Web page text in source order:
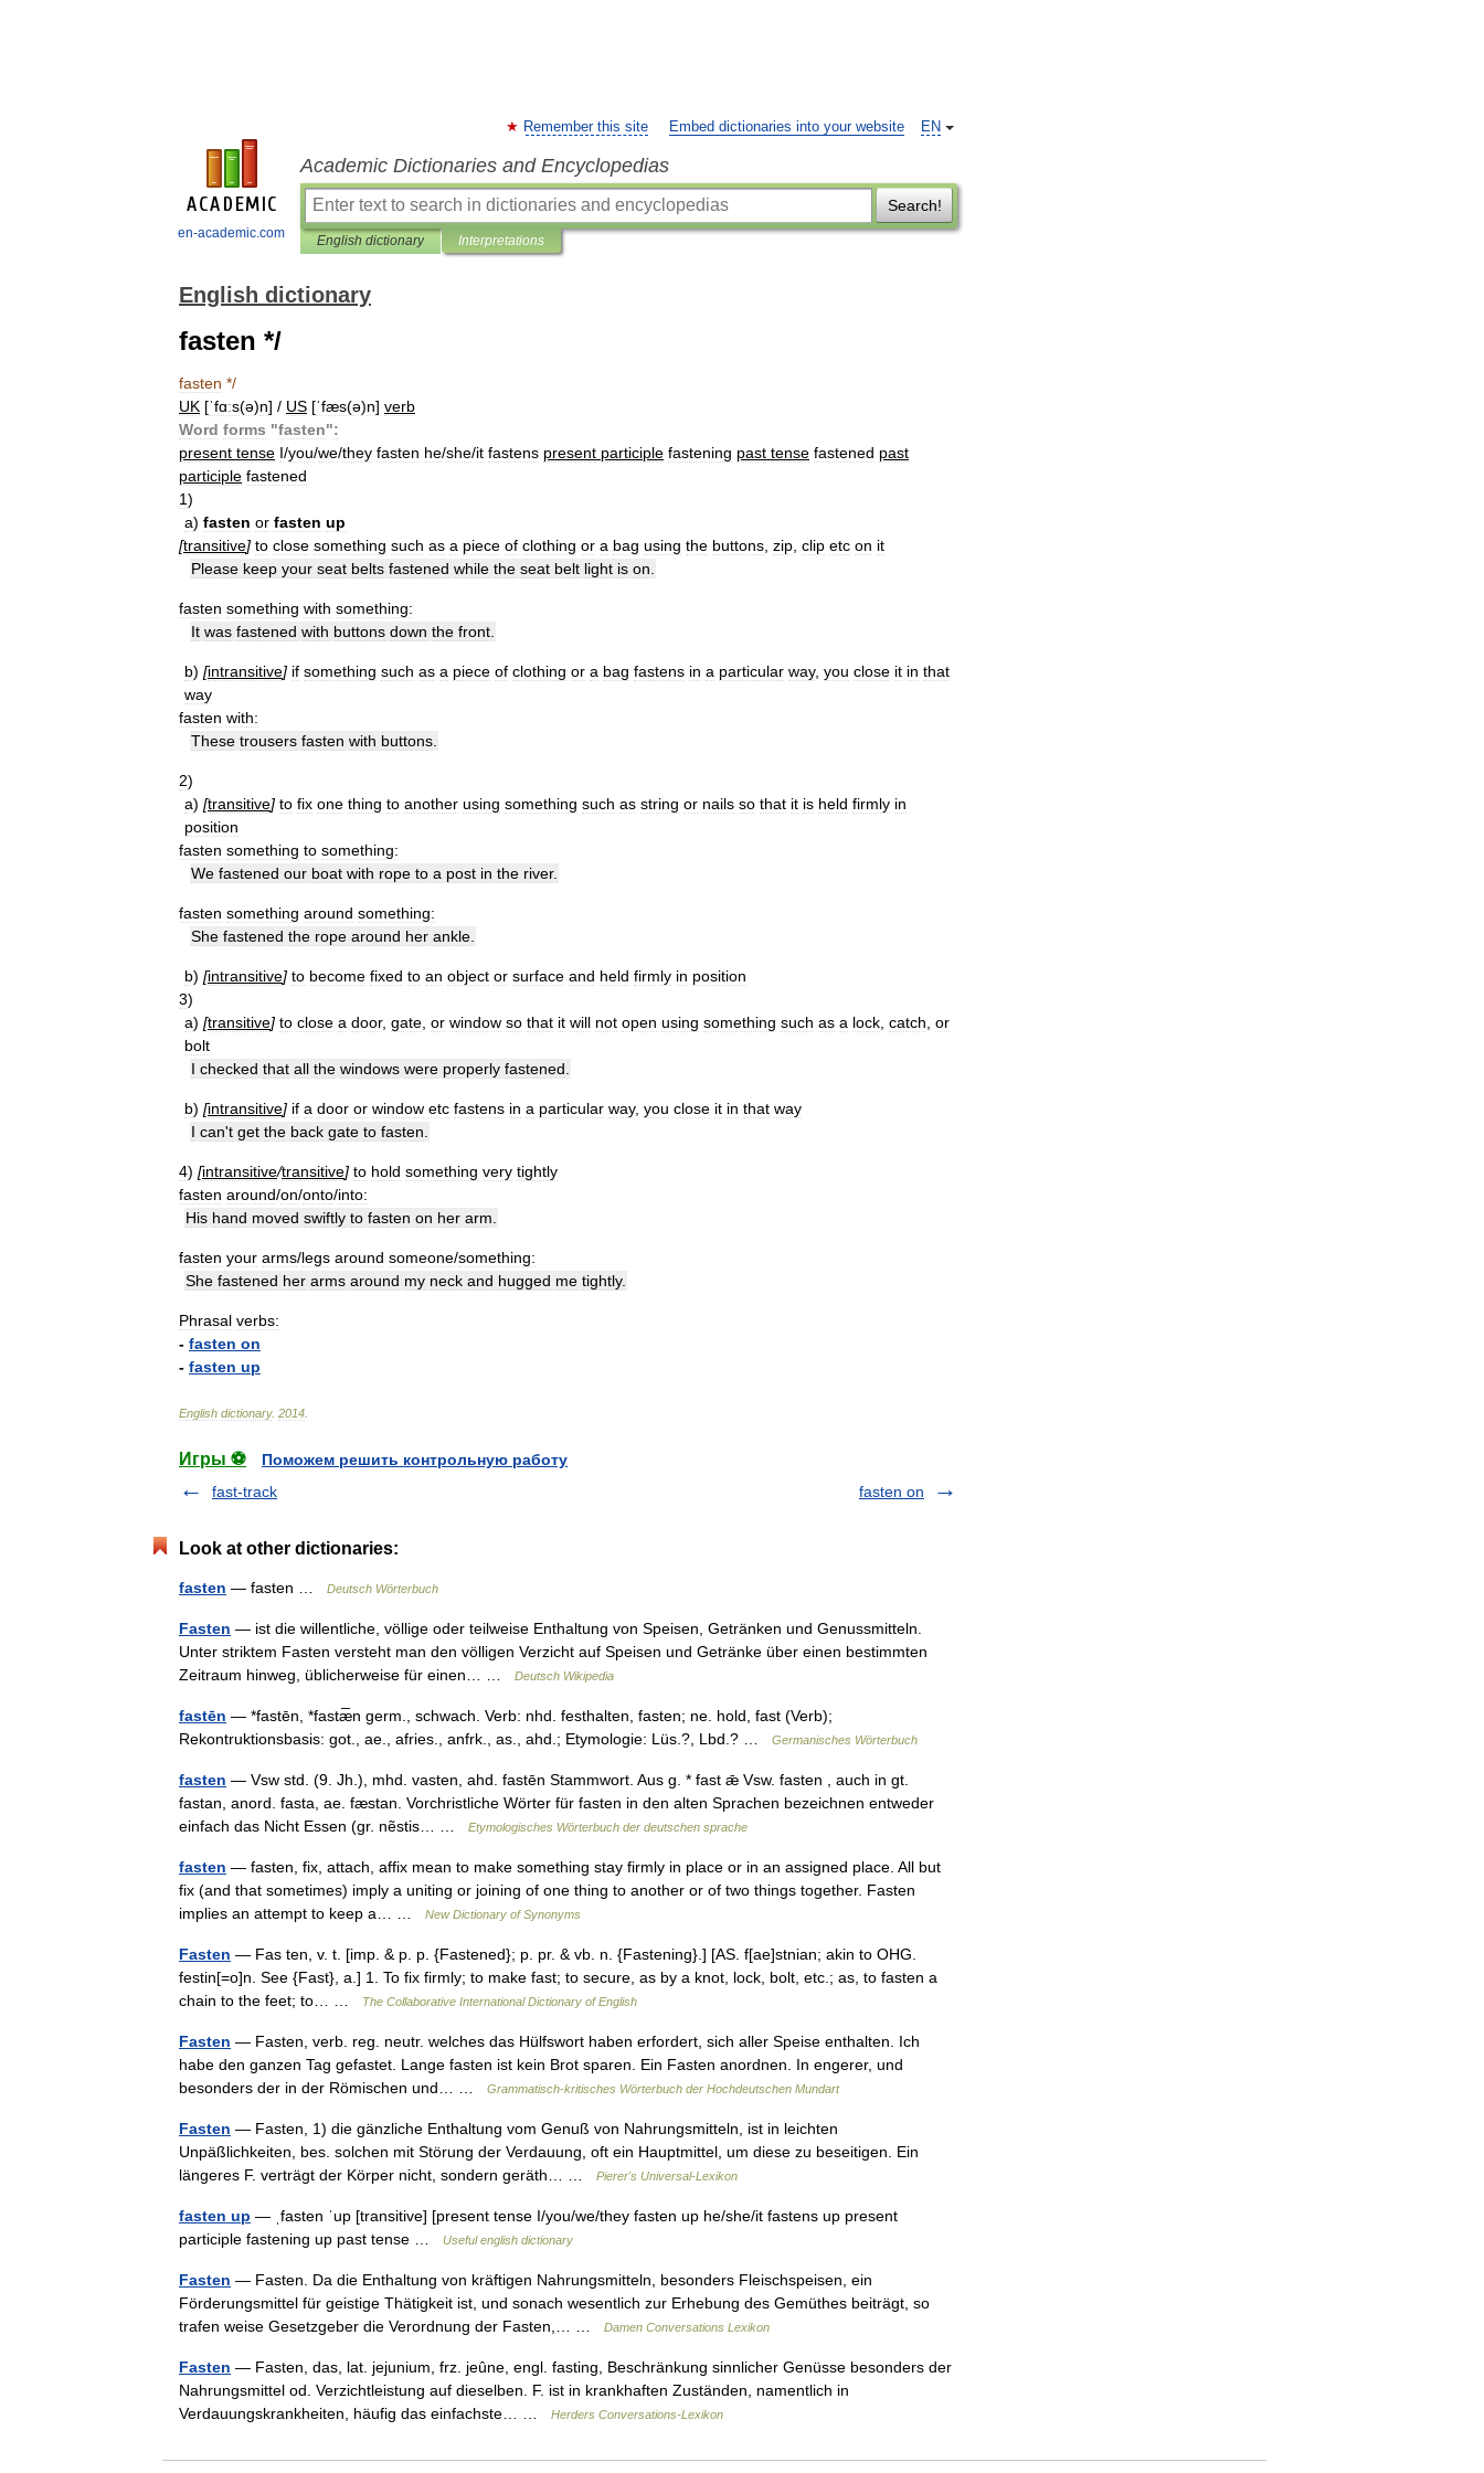
en-academic.com
EN
Remember this site Embed dictionaries into your website
Academic Dictionaries and Encyclopedias
Search!
English dictionary Interpretations
English dictionary
fasten */
fasten */
UK [ˈfɑːs(ə)n] / US [ˈfæs(ə)n] verb
Word forms "fasten":
present tense I/you/we/they fasten he/she/it fastens present participle fastening past tense fastened past
participle fastened
1)
a) fasten or fasten up
[transitive] to close something such as a piece of clothing or a bag using the buttons zip clip etc on it
Please keep your seat belts fastened while the seat belt light is on
fasten something with something:
It was fastened with buttons down the front
b) [intransitive] if something such as a piece of clothing or a bag fastens in a particular way, you close it in that
way
fasten with:
These trousers fasten with buttons
2)
a) [transitive] to fix one thing to another using something such as string or nails so that it is held firmly in
position
fasten something to something:
We fastened our boat with rope to a post in the river.
fasten something around something:
She fastened the rope around her ankle
b) [intransitive] to become fixed to an object or surface and held firmly in position
3)
a) [transitive] to close a door, gate or window so that it will not open using something such as a lock catch or
bolt
I checked that all the windows were properly fastened
b) [intransitive] if a door or window etc fastens in a particular way, you close it in that way
I can't get the back gate to fasten
4) [intransitive/transitive] to hold something very tightly
fasten around/on/onto/into:
His hand moved swiftly to fasten on her arm
fasten your arms/legs around someone/something:
She fastened her arms around my neck and hugged me tightly.
Phrasal verbs:
- fasten on
- fasten up
English dictionary. 2014
Игры ⚽
Поможем решить контрольную работу
fast-track
fasten on
Look at other dictionaries:
fasten — fasten … Deutsch Wörterbuch
Fasten — ist die willentliche, völlige oder teilweise Enthaltung von Speisen, Getränken und Genussmitteln.
Unter striktem Fasten versteht man den völligen Verzicht auf Speisen und Getränke über einen bestimmten
Zeitraum hinweg, üblicherweise für einen… …
Deutsch Wikipedia
fastēn — *fastēn, *fastæ̅n germ., schwach. Verb: nhd. festhalten, fasten; ne. hold, fast (Verb);
Rekontruktionsbasis: got., ae., afries., anfrk., as., ahd.; Etymologie: Lüs.?, Lbd.? …
Germanisches Wörterbuch
fasten — Vsw std. (9. Jh.), mhd. vasten, ahd. fastēn Stammwort. Aus g. * fast ǣ Vsw. fasten , auch in gt.
fastan, anord. fasta, ae. fæstan. Vorchristliche Wörter für fasten in den alten Sprachen bezeichnen entweder
einfach das Nicht Essen (gr. nẽstis… …
Etymologisches Wörterbuch der deutschen sprache
fasten — fasten, fix, attach, affix mean to make something stay firmly in place or in an assigned place. All but
fix (and that sometimes) imply a uniting or joining of one thing to another or of two things together. Fasten
implies an attempt to keep a… …
New Dictionary of Synonyms
Fasten — Fas ten, v. t. [imp. & p. p. {Fastened}; p. pr. & vb. n. {Fastening}.] [AS. f[ae]stnian; akin to OHG.
festin[=o]n. See {Fast}, a.] 1. To fix firmly; to make fast; to secure, as by a knot, lock, bolt, etc.; as, to fasten a
chain to the feet; to… …
The Collaborative International Dictionary of English
Fasten — Fasten, verb. reg. neutr. welches das Hülfswort haben erfordert, sich aller Speise enthalten. Ich
habe den ganzen Tag gefastet. Lange fasten ist kein Brot sparen. Ein Fasten anordnen. In engerer, und
besonders der in der Römischen und… …
Grammatisch-kritisches Wörterbuch der Hochdeutschen Mundart
Fasten — Fasten, 1) die gänzliche Enthaltung vom Genuß von Nahrungsmitteln, ist in leichten
Unpäßlichkeiten, bes. solchen mit Störung der Verdauung, oft ein Hauptmittel, um diese zu beseitigen. Ein
längeres F. verträgt der Körper nicht, sondern geräth… …
Pierer's Universal-Lexikon
fasten up — ˌfasten ˈup [transitive] [present tense I/you/we/they fasten up he/she/it fastens up present
participle fastening up past tense …
Useful english dictionary
Fasten — Fasten. Da die Enthaltung von kräftigen Nahrungsmitteln, besonders Fleischspeisen, ein
Förderungsmittel für geistige Thätigkeit ist, und sonach wesentlich zur Erhebung des Gemüthes beiträgt, so
trafen weise Gesetzgeber die Verordnung der Fasten,… …
Damen Conversations Lexikon
Fasten — Fasten, das, lat. jejunium, frz. jeûne, engl. fasting, Beschränkung sinnlicher Genüsse besonders der
Nahrungsmittel od. Verzichtleistung auf dieselben. F. ist in krankhaften Zuständen, namentlich in
Verdauungskrankheiten, häufig das einfachste… …
Herders Conversations-Lexikon